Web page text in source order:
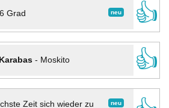
neu
Grad
👍
- Moskito
👍
neu
Zeit sich wieder zu